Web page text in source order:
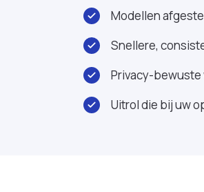
Modellen
Snellere,
Privacy-bewuste
Uitrol die bij uw